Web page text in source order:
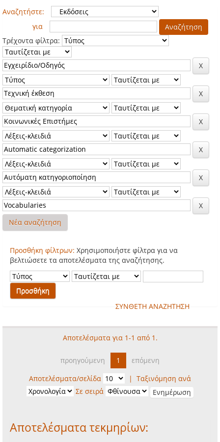
Αναζητήστε:
για
Τρέχοντα φίλτρα:
Νέα αναζήτηση
Προσθήκη φίλτρων: Χρησιμοποιήστε φίλτρα για να
βελτιώσετε τα αποτελέσματα της αναζήτησης.
ΣΥΝΘΕΤΗ ΑΝΑΖΗΤΗΣΗ
Αποτελέσματα για 1-1 από 1.
προηγούμενη 1
επόμενη
Αποτελέσματα/σελίδα
| Ταξινόμηση ανά
Σε σειρά
Αποτελέσματα τεκμηρίων: